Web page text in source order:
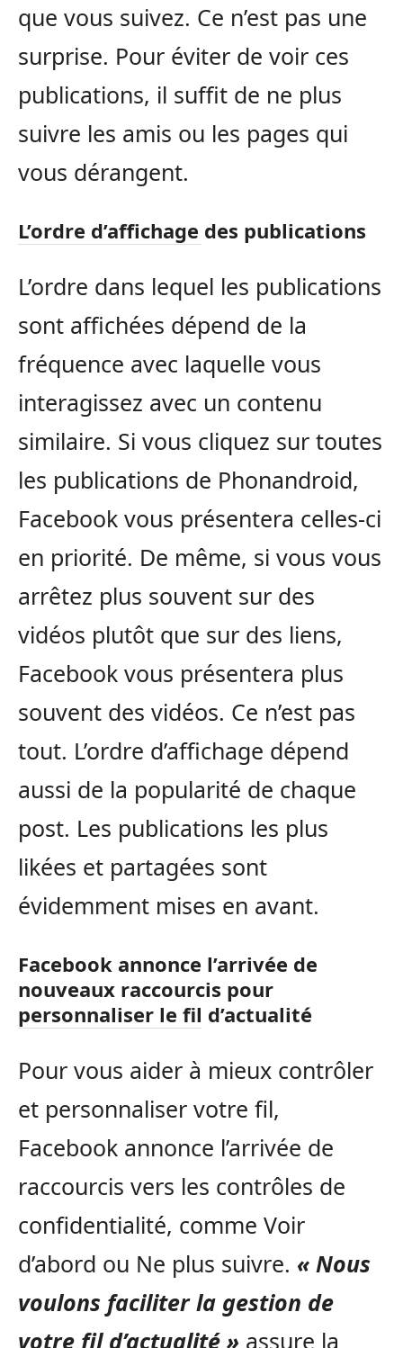
que vous suivez. Ce n’est pas une
surprise. Pour éviter de voir ces
publications, il suffit de ne plus
suivre les amis ou les pages qui
vous dérangent.
L’ordre d’affichage des publications
L’ordre dans lequel les publications
sont affichées dépend de la
fréquence avec laquelle vous
interagissez avec un contenu
similaire. Si vous cliquez sur toutes
les publications de Phonandroid,
Facebook vous présentera celles-ci
en priorité. De même, si vous vous
arrêtez plus souvent sur des
vidéos plutôt que sur des liens,
Facebook vous présentera plus
souvent des vidéos. Ce n’est pas
tout. L’ordre d’affichage dépend
aussi de la popularité de chaque
post. Les publications les plus
likées et partagées sont
évidemment mises en avant.
Facebook annonce l’arrivée de
nouveaux raccourcis pour
personnaliser le fil d’actualité
Pour vous aider à mieux contrôler
et personnaliser votre fil,
Facebook annonce l’arrivée de
raccourcis vers les contrôles de
confidentialité, comme Voir
d’abord ou Ne plus suivre. « Nous
voulons faciliter la gestion de
votre fil d’actualité » assure la